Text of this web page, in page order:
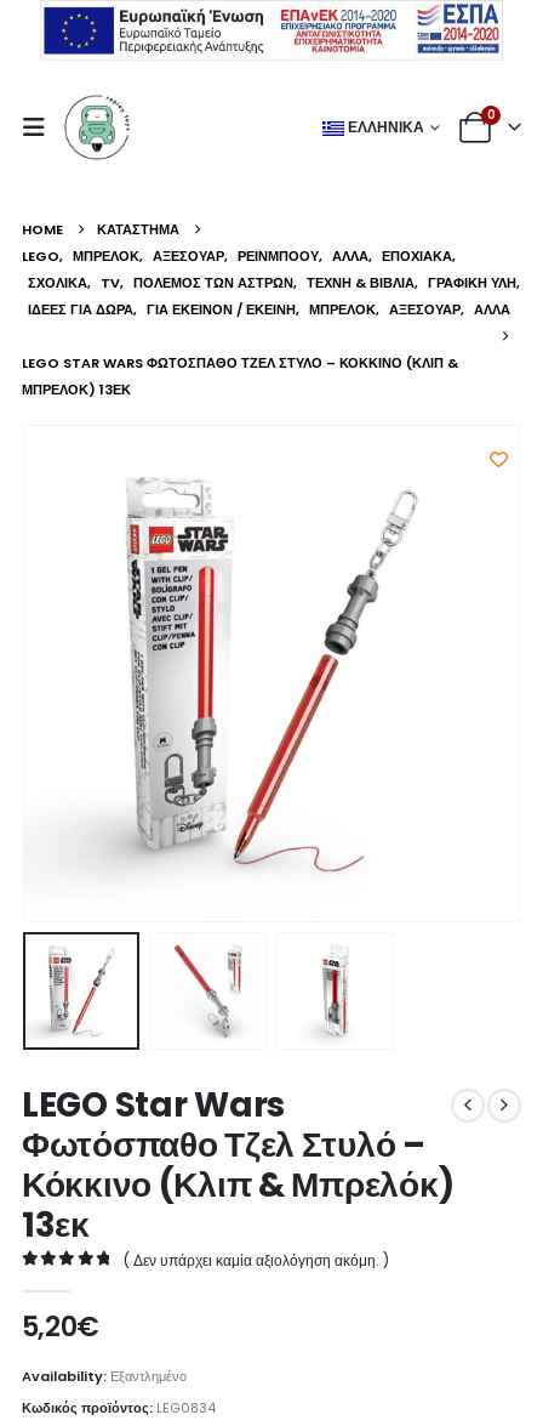
ΕΛΛΗΝΙΚΆ
0
HOME
ΚΑΤΆΣΤΗΜΑ
LEGO, ΜΠΡΕΛΌΚ, ΑΞΕΣΟΥΆΡ, ΡΕΙΝΜΠΟΟΥ, ΆΛΛΑ, ΕΠΟΧΙΑΚΆ,
ΣΧΟΛΙΚΆ, TV, ΠΌΛΕΜΟΣ ΤΩΝ ΆΣΤΡΩΝ, ΤΈΧΝΗ & ΒΙΒΛΊΑ, ΓΡΑΦΙΚΉ ΎΛΗ,
ΙΔΈΕΣ ΓΙΑ ΔΏΡΑ, ΓΙΑ ΕΚΕΊΝΟΝ / ΕΚΕΊΝΗ, ΜΠΡΕΛΌΚ, ΑΞΕΣΟΥΆΡ, ΆΛΛΑ
LEGO STAR WARS ΦΩΤΌΣΠΑΘΟ ΤΖΕΛ ΣΤΥΛΌ – ΚΌΚΚΙΝΟ (ΚΛΙΠ &
ΜΠΡΕΛΌΚ) 13ΕΚ
LEGO Star Wars
Φωτόσπαθο Τζελ Στυλό –
Κόκκινο (Κλιπ & Μπρελόκ)
13εκ
( Δεν υπάρχει καμία αξιολόγηση ακόμη. )
5,20€
Availability: Εξαντλημένο
Κωδικός προϊόντος: LEG0834